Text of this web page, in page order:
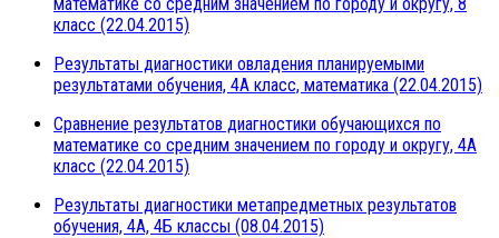
класс (22.04.2015)
Результаты диагностики овладения планируемыми
результатами обучения, 4А класс, математика (22.04.2015)
Сравнение результатов диагностики обучающихся по
математике со средним значением по городу и округу, 4А
класс (22.04.2015)
Результаты диагностики метапредметных результатов
обучения, 4А, 4Б классы (08.04.2015)